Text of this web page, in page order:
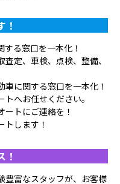
！
る窓口を一本化！
定、車検、点検、整備、
に関する窓口を一本化！
へお任せください。
トにご連絡を！
します！
！
豊富なスタッフが、お客様